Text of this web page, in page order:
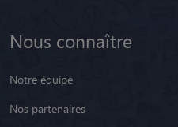
Nous connaître
Notre équipe
Nos partenaires